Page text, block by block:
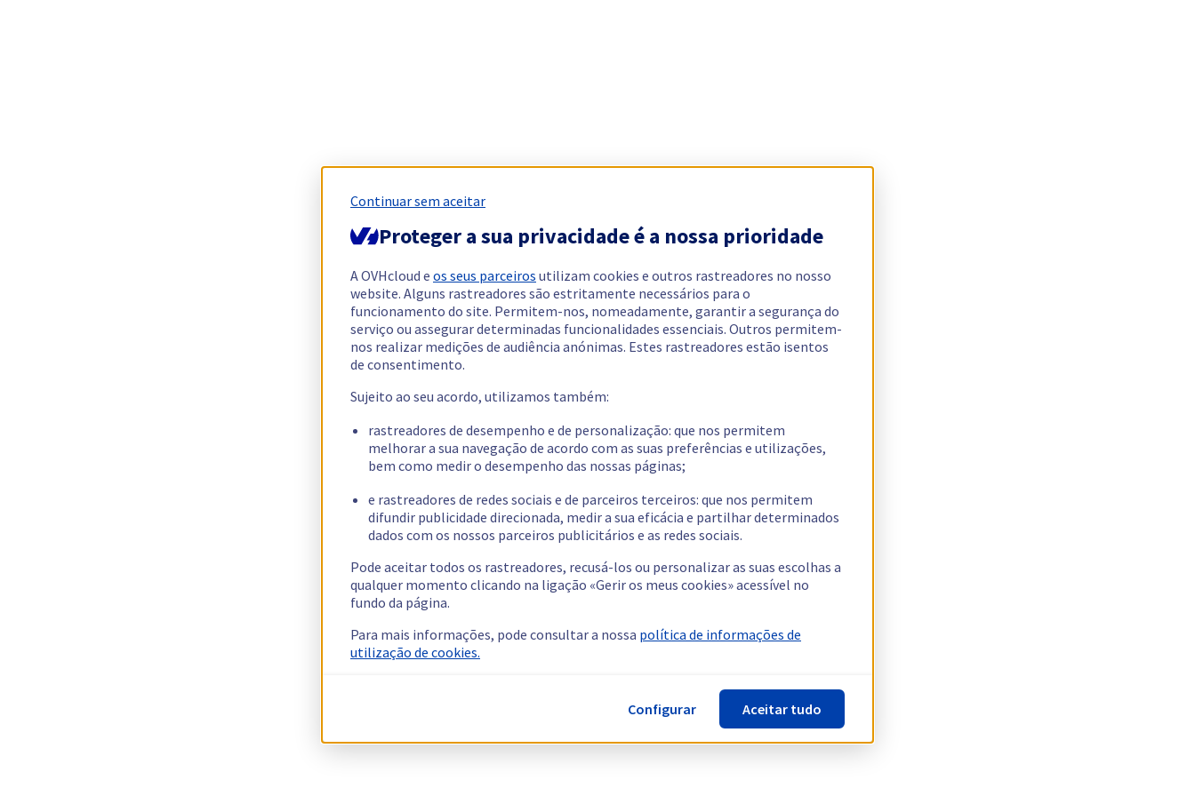
Continuar sem aceitar
Proteger a sua privacidade é a nossa prioridade
A OVHcloud e os seus parceiros utilizam cookies e outros rastreadores no nosso
website. Alguns rastreadores são estritamente necessários para o
funcionamento do site. Permitem-nos, nomeadamente, garantir a segurança do
serviço ou assegurar determinadas funcionalidades essenciais. Outros permitem-
nos realizar medições de audiência anónimas. Estes rastreadores estão isentos
de consentimento.
Sujeito ao seu acordo, utilizamos também:
rastreadores de desempenho e de personalização: que nos permitem
melhorar a sua navegação de acordo com as suas preferências e utilizações,
bem como medir o desempenho das nossas páginas;
e rastreadores de redes sociais e de parceiros terceiros: que nos permitem
difundir publicidade direcionada, medir a sua eficácia e partilhar determinados
dados com os nossos parceiros publicitários e as redes sociais.
Pode aceitar todos os rastreadores, recusá-los ou personalizar as suas escolhas a
qualquer momento clicando na ligação «Gerir os meus cookies» acessível no
fundo da página.
Para mais informações, pode consultar a nossa política de informações de
utilização de cookies.
Configurar Aceitar tudo